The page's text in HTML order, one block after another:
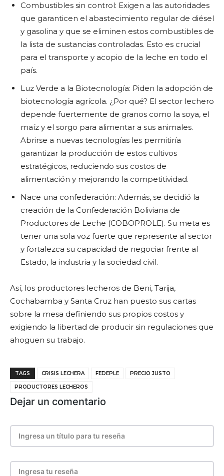
Combustibles sin control: Exigen a las autoridades
que garanticen el abastecimiento regular de diésel
y gasolina y que se eliminen estos combustibles de
la lista de sustancias controladas. Esto es crucial
para el transporte y acopio de la leche en todo el
país.
Luz Verde a la Biotecnología: Piden la adopción de
biotecnología agrícola. ¿Por qué? El sector lechero
depende fuertemente de granos como la soya, el
maíz y el sorgo para alimentar a sus animales.
Abrirse a nuevas tecnologías les permitiría
garantizar la producción de estos cultivos
estratégicos, reduciendo sus costos de
alimentación y mejorando la competitividad.
Nace una confederación: Además, se decidió la
creación de la Confederación Boliviana de
Productores de Leche (COBOPROLE). Su meta es
tener una sola voz fuerte que represente al sector
y fortalezca su capacidad de negociar frente al
Estado, la industria y la sociedad civil.
Así, los productores lecheros de Beni, Tarija,
Cochabamba y Santa Cruz han puesto sus cartas
sobre la mesa definiendo sus propios costos y
exigiendo la libertad de producir sin regulaciones que
ahoguen su trabajo.
TAGS CRISIS LECHERA FEDEPLE PRECIO JUSTO
PRODUCTORES LECHEROS
Dejar un comentario